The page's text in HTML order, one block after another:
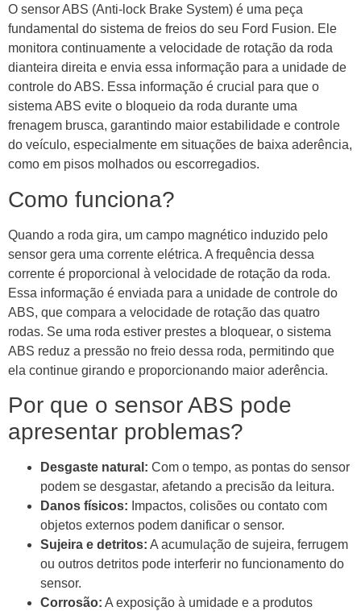
O sensor ABS (Anti-lock Brake System) é uma peça
fundamental do sistema de freios do seu Ford Fusion. Ele
monitora continuamente a velocidade de rotação da roda
dianteira direita e envia essa informação para a unidade de
controle do ABS. Essa informação é crucial para que o
sistema ABS evite o bloqueio da roda durante uma
frenagem brusca, garantindo maior estabilidade e controle
do veículo, especialmente em situações de baixa aderência,
como em pisos molhados ou escorregadios.
Como funciona?
Quando a roda gira, um campo magnético induzido pelo
sensor gera uma corrente elétrica. A frequência dessa
corrente é proporcional à velocidade de rotação da roda.
Essa informação é enviada para a unidade de controle do
ABS, que compara a velocidade de rotação das quatro
rodas. Se uma roda estiver prestes a bloquear, o sistema
ABS reduz a pressão no freio dessa roda, permitindo que
ela continue girando e proporcionando maior aderência.
Por que o sensor ABS pode
apresentar problemas?
Desgaste natural: Com o tempo, as pontas do sensor
podem se desgastar, afetando a precisão da leitura.
Danos físicos: Impactos, colisões ou contato com
objetos externos podem danificar o sensor.
Sujeira e detritos: A acumulação de sujeira, ferrugem
ou outros detritos pode interferir no funcionamento do
sensor.
Corrosão: A exposição à umidade e a produtos